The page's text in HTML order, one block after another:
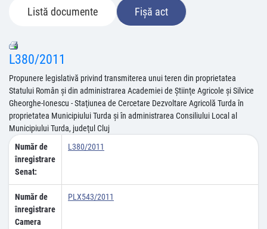
Listă documente Fișă act
L380/2011
Propunere legislativă privind transmiterea unui teren din proprietatea
Statului Român şi din administrarea Academiei de Ştiinţe Agricole şi Silvice
Gheorghe-Ionescu - Staţiunea de Cercetare Dezvoltare Agricolă Turda în
proprietatea Municipiului Turda şi în administrarea Consiliului Local al
Municipiului Turda, judeţul Cluj
Număr de
înregistrare
Senat:
L380/2011
Număr de
înregistrare
Camera
PLX543/2011